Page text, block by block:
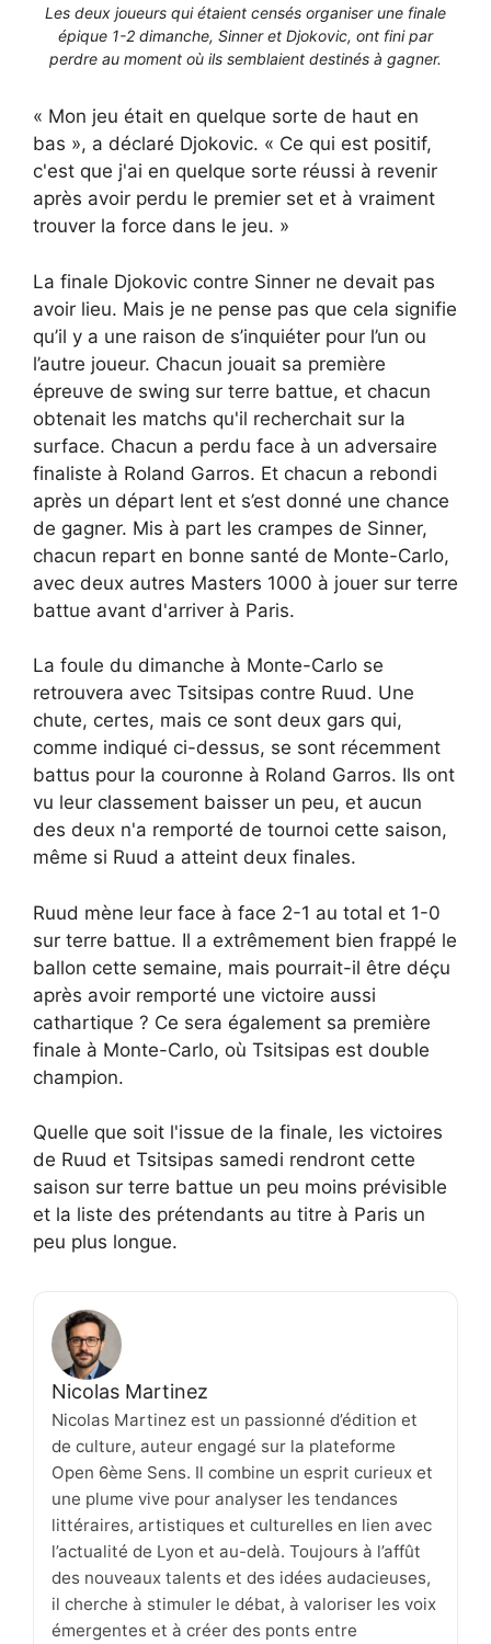
Les deux joueurs qui étaient censés organiser une finale
épique 1-2 dimanche, Sinner et Djokovic, ont fini par
perdre au moment où ils semblaient destinés à gagner.
« Mon jeu était en quelque sorte de haut en
bas », a déclaré Djokovic. « Ce qui est positif,
c'est que j'ai en quelque sorte réussi à revenir
après avoir perdu le premier set et à vraiment
trouver la force dans le jeu. »
La finale Djokovic contre Sinner ne devait pas
avoir lieu. Mais je ne pense pas que cela signifie
qu’il y a une raison de s’inquiéter pour l’un ou
l’autre joueur. Chacun jouait sa première
épreuve de swing sur terre battue, et chacun
obtenait les matchs qu'il recherchait sur la
surface. Chacun a perdu face à un adversaire
finaliste à Roland Garros. Et chacun a rebondi
après un départ lent et s’est donné une chance
de gagner. Mis à part les crampes de Sinner,
chacun repart en bonne santé de Monte-Carlo,
avec deux autres Masters 1000 à jouer sur terre
battue avant d'arriver à Paris.
La foule du dimanche à Monte-Carlo se
retrouvera avec Tsitsipas contre Ruud. Une
chute, certes, mais ce sont deux gars qui,
comme indiqué ci-dessus, se sont récemment
battus pour la couronne à Roland Garros. Ils ont
vu leur classement baisser un peu, et aucun
des deux n'a remporté de tournoi cette saison,
même si Ruud a atteint deux finales.
Ruud mène leur face à face 2-1 au total et 1-0
sur terre battue. Il a extrêmement bien frappé le
ballon cette semaine, mais pourrait-il être déçu
après avoir remporté une victoire aussi
cathartique ? Ce sera également sa première
finale à Monte-Carlo, où Tsitsipas est double
champion.
Quelle que soit l'issue de la finale, les victoires
de Ruud et Tsitsipas samedi rendront cette
saison sur terre battue un peu moins prévisible
et la liste des prétendants au titre à Paris un
peu plus longue.
Nicolas Martinez
Nicolas Martinez est un passionné d’édition et
de culture, auteur engagé sur la plateforme
Open 6ème Sens. Il combine un esprit curieux et
une plume vive pour analyser les tendances
littéraires, artistiques et culturelles en lien avec
l’actualité de Lyon et au-delà. Toujours à l’affût
des nouveaux talents et des idées audacieuses,
il cherche à stimuler le débat, à valoriser les voix
émergentes et à créer des ponts entre